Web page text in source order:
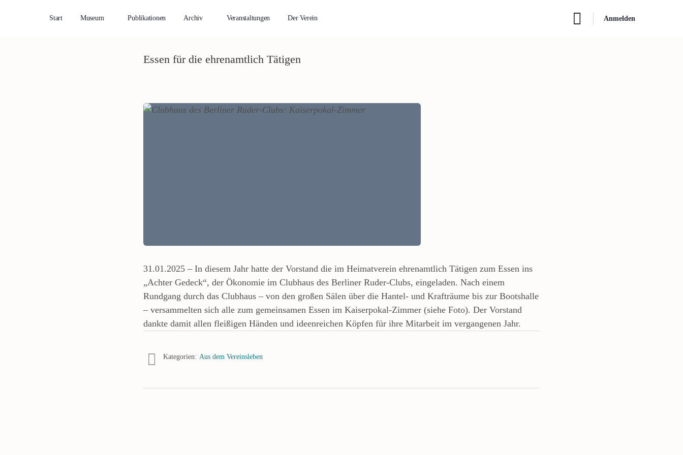
Start Museum Publikationen Archiv Veranstaltungen Der Verein Anmelden
Essen für die ehrenamtlich Tätigen
31.01.2025 – In diesem Jahr hatte der Vorstand die im Heimatverein ehrenamtlich Tätigen zum Essen ins
„Achter Gedeck“, der Ökonomie im Clubhaus des Berliner Ruder-Clubs, eingeladen. Nach einem
Rundgang durch das Clubhaus – von den großen Sälen über die Hantel- und Krafträume bis zur Bootshalle
– versammelten sich alle zum gemeinsamen Essen im Kaiserpokal-Zimmer (siehe Foto). Der Vorstand
dankte damit allen fleißigen Händen und ideenreichen Köpfen für ihre Mitarbeit im vergangenen Jahr.
Kategorien: Aus dem Vereinsleben